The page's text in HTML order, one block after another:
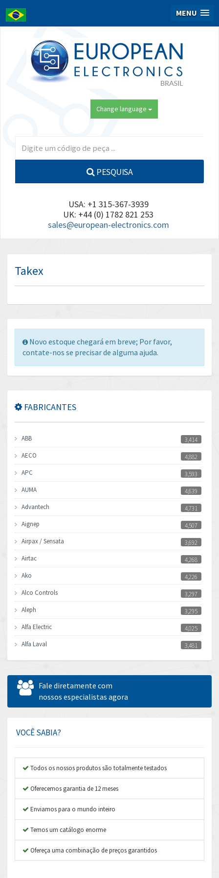
MENU
Change language
PESQUISA
USA: +1 315-367-3939
UK: +44 (0) 1782 821 253
sales@european-electronics.com
Takex
Novo estoque chegará em breve; Por favor,
contate-nos se precisar de alguma ajuda.
FABRICANTES
ABB
3,414
AECO
4,882
APC
3,593
AUMA
4,639
Advantech
4,731
Aignep
4,507
Airpax / Sensata
3,692
Airtac
4,268
Ako
4,226
Alco Controls
3,297
Aleph
3,295
Alfa Electric
4,025
Alfa Laval
3,481
Allen Bradley
4,544
Allen West
Amperite
Amplicon Liveline
Apex Dynamics
Asco Numatics
Atos
4,205
Aventics
B&R
Fale diretamente com
nossos especialistas agora
VOCÊ SABIA?
Todos os nossos produtos são totalmente testados
Oferecemos garantia de 12 meses
Enviamos para o mundo inteiro
Temos um catálogo enorme
Ofereça uma combinação de preços garantidos